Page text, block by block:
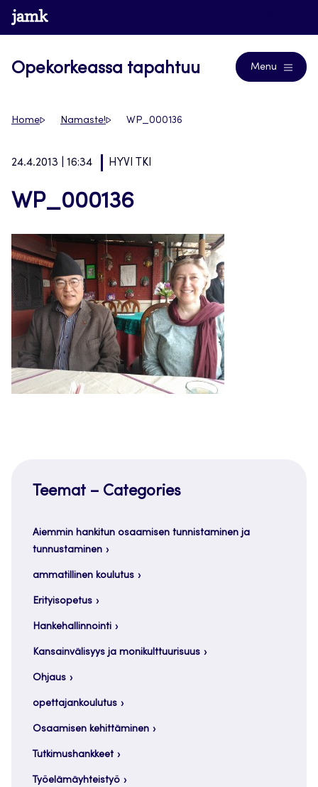
Siirry
suoraan
www.jamk.fi
Opekorkeassa tapahtuu Menu
Home Namaste! WP_000136
24.4.2013 | 16:34 HYVI TKI
WP_000136
Teemat – Categories
Aiemmin hankitun osaamisen tunnistaminen ja
tunnustaminen
ammatillinen koulutus
Erityisopetus
Hankehallinnointi
Kansainvälisyys ja monikulttuurisuus
Ohjaus
opettajankoulutus
Osaamisen kehittäminen
Tutkimushankkeet
Työelämäyhteistyö